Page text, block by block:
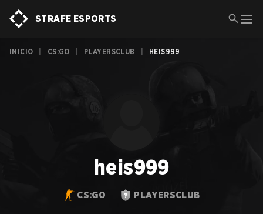
STRAFE ESPORTS
INICIO CS:GO PLAYERSCLUB HEIS999
heis999
CS:GO PLAYERSCLUB